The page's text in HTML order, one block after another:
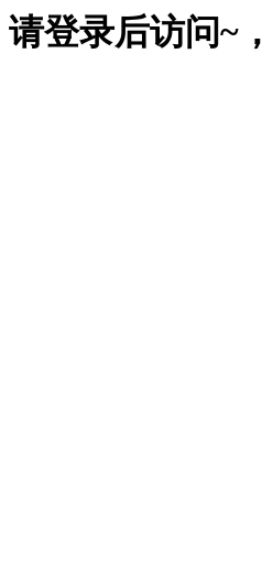
请登录后访问~，